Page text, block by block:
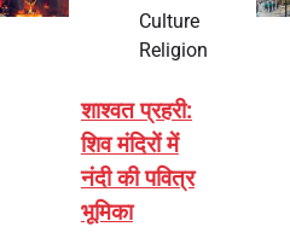
Culture
Religion
शाश्वत प्रहरी:
शिव मंदिरों में
नंदी की पवित्र
भूमिका